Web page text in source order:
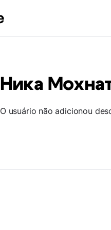
Ника
O usuário não adicionou